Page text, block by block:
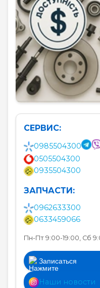
СЕРВИС:
0985504300
0505504300
0935504300
ЗАПЧАСТИ:
0962633300
0633459066
Пн-Пт 9:00-19:00, Сб
Записаться
Наши новости